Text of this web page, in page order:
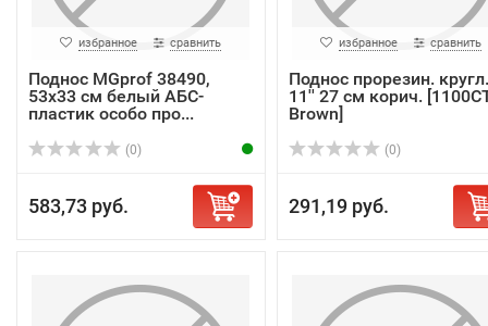
избранное сравнить
Поднос MGprof 38490,
53х33 см белый АБС-
пластик особо про...
(0)
583,73 руб.
избранное сравнить
Поднос прорезин. кругл.
11'' 27 см корич.
Brown]
(0)
291,19 руб.